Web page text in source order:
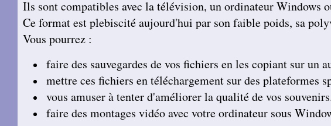
de
J'ai
est
Ils sont compatibles avec la télévision, un ordinateur Windows
Ce format est plebiscité aujourd'hui par son faible poids, sa
Vous pourrez :
faire des sauvegardes de vos fichiers en les copiant sur un
mettre ces fichiers en téléchargement sur des plateformes
vous amuser à tenter d'améliorer la qualité de vos
faire des montages vidéo avec votre ordinateur sous